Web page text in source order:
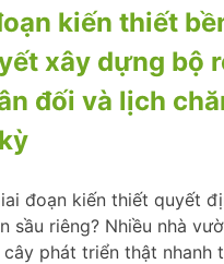
kiến thiết
xây dựng bộ
đối và lịch
đoạn kiến thiết quyết
sầu riêng? Nhiều nhà
cây phát triển thật nhanh